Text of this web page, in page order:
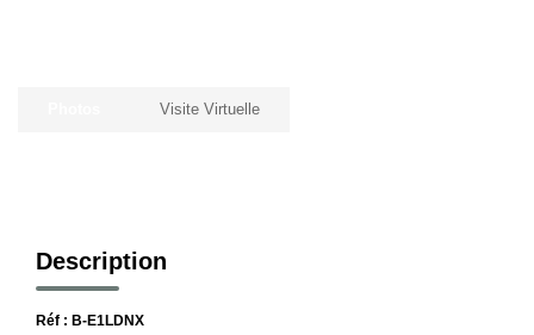
Visite Virtuelle
Description
Réf : B-E1LDNX